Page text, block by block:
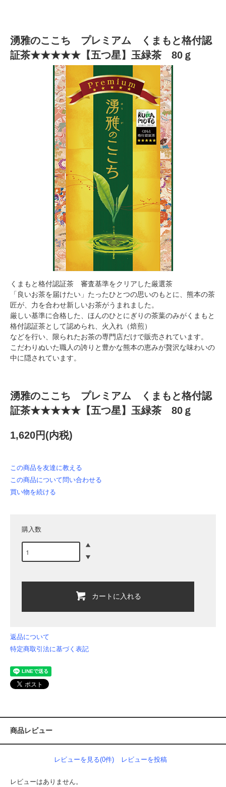
湧雅のここち プレミアム くまもと格付認
証茶★★★★★【五つ星】玉緑茶 80ｇ
くまもと格付認証茶 審査基準をクリアした厳選茶
「良いお茶を届けたい」たったひとつの思いのもとに、熊本の茶
匠が、力を合わせ新しいお茶がうまれました。
厳しい基準に合格した、ほんのひとにぎりの茶葉のみがくまもと
格付認証茶として認められ、火入れ（焙煎）
などを行い、限られたお茶の専門店だけで販売されています。
こだわりぬいた職人の誇りと豊かな熊本の恵みが贅沢な味わいの
中に隠されています。
湧雅のここち プレミアム くまもと格付認
証茶★★★★★【五つ星】玉緑茶 80ｇ
1,620円(内税)
この商品を友達に教える
この商品について問い合わせる
買い物を続ける
購入数
カートに入れる
返品について
特定商取引法に基づく表記
商品レビュー
レビューを見る(0件) レビューを投稿
レビューはありません。